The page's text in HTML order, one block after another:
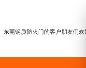
东莞钢质防火门的客户朋友们